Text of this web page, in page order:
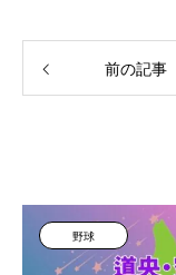
前の記事
野球